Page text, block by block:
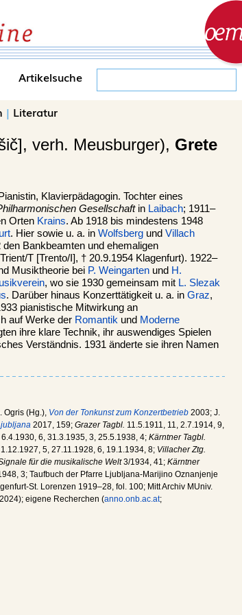
Artikelsuche
| Literatur
verh. Meusburger), Grete
Klavierpädagogin. Tochter eines
Gesellschaftin Laibach; 1911–
Orten Krains. Ab 1918 bis mindestens 1948
. Hier sowie u. a. in Wolfsberg und Villach
Bankbeamten und ehemaligen
T [Trento/I], † 20.9.1954 Klagenfurt). 1922–
Musiktheorie bei P. Weingarten und H.
, wo sie 1930 gemeinsam mit L. Slezak
. Darüber hinaus Konzerttätigkeit u. a. in Graz,
pianistische Mitwirkung an
auf Werke der Romantik und Moderne
ihre klare Technik, ihr auswendiges Spielen
Verständnis. 1931 änderte sie ihren Namen
Ogris (Hg.), Von der Tonkunst zum Konzertbetrieb 2003; J.
2017, 159; Grazer Tagbl. 11.5.1911, 11, 2.7.1914, 9,
6, 31.3.1935, 3, 25.5.1938, 4; Kärntner Tagbl.
5, 27.11.1928, 6, 19.1.1934, 8; Villacher Ztg.
für die musikalische Welt3/1934, 41; Kärntner
3; Taufbuch der Pfarre Ljubljana-Marijino Oznanjenje
St. Lorenzen 1919–28, fol. 100; Mitt Archiv MUniv.
eigene Recherchen (anno.onb.ac.at;